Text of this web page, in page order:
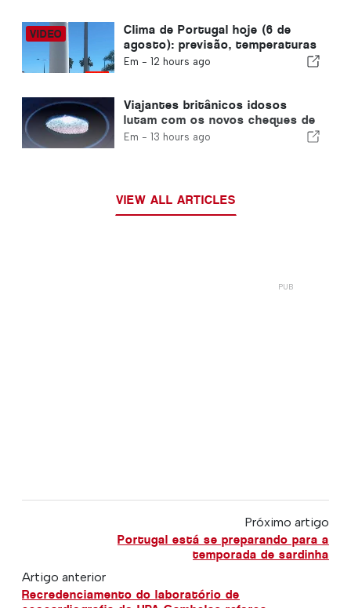
Clima de Portugal hoje (6 de
agosto): previsão, temperaturas
e o que esperar
Em - 12 hours ago
Viajantes britânicos idosos
lutam com os novos cheques de
impressão digital da União
Em - 13 hours ago
VIEW ALL ARTICLES
Próximo artigo
Portugal está se preparando para a
temporada de sardinha
Artigo anterior
Recredenciamento do laboratório de